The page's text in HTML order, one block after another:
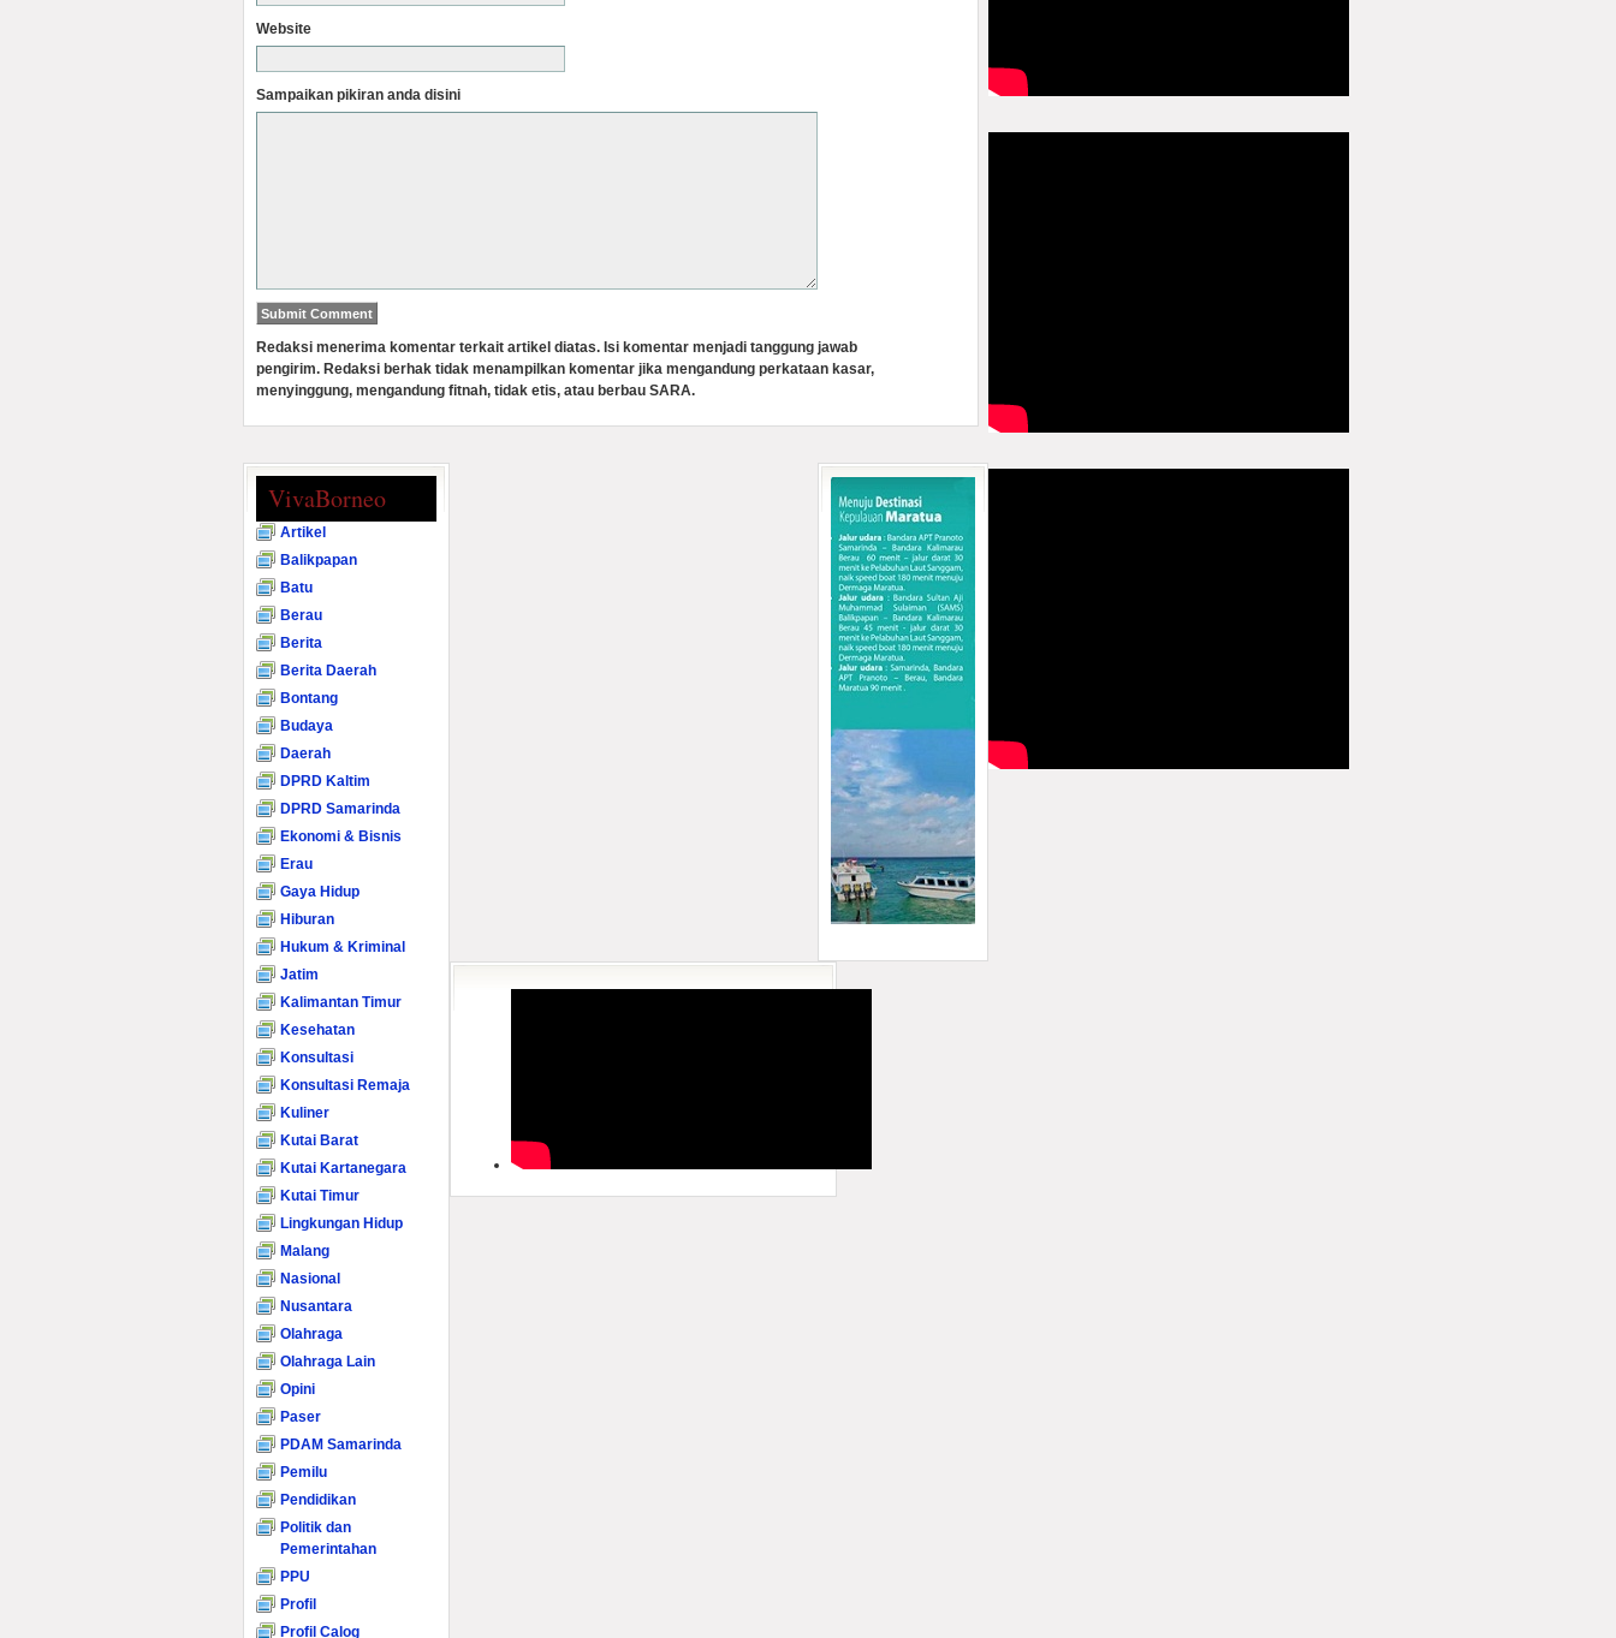
Website
Sampaikan pikiran anda disini
Redaksi menerima komentar terkait artikel diatas. Isi komentar menjadi tanggung jawab
pengirim. Redaksi berhak tidak menampilkan komentar jika mengandung perkataan kasar,
menyinggung, mengandung fitnah, tidak etis, atau berbau SARA.
VivaBorneo
Artikel
Balikpapan
Batu
Berau
Berita
Berita Daerah
Bontang
Budaya
Daerah
DPRD Kaltim
DPRD Samarinda
Ekonomi & Bisnis
Erau
Gaya Hidup
Hiburan
Hukum & Kriminal
Jatim
Kalimantan Timur
Kesehatan
Konsultasi
Konsultasi Remaja
Kuliner
Kutai Barat
Kutai Kartanegara
Kutai Timur
Lingkungan Hidup
Malang
Nasional
Nusantara
Olahraga
Olahraga Lain
Opini
Paser
PDAM Samarinda
Pemilu
Pendidikan
Politik dan
Pemerintahan
PPU
Profil
Profil Calog